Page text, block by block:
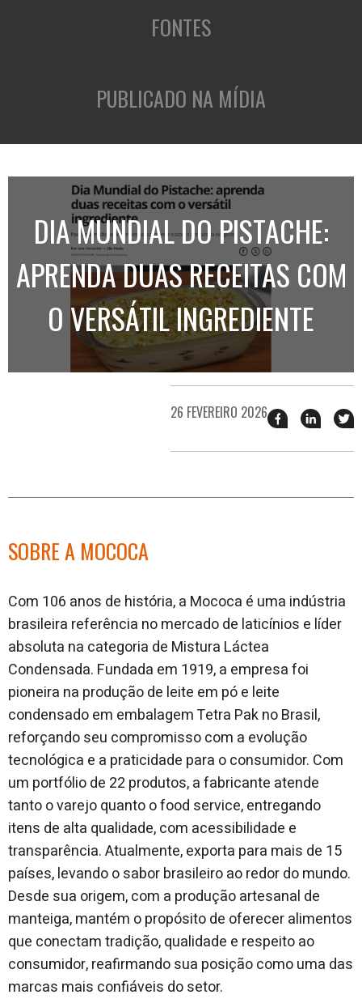
FONTES
PUBLICADO NA MÍDIA
DIA MUNDIAL DO PISTACHE:
APRENDA DUAS RECEITAS COM
O VERSÁTIL INGREDIENTE
26 FEVEREIRO 2026 Compartilhar
esse
no
esse
no
SOBRE A MOCOCA
Com 106 anos de história, a Mococa é uma indústria
brasileira referência no mercado de laticínios e líder
absoluta na categoria de Mistura Láctea
Condensada. Fundada em 1919, a empresa foi
pioneira na produção de leite em pó e leite
condensado em embalagem Tetra Pak no Brasil,
reforçando seu compromisso com a evolução
tecnológica e a praticidade para o consumidor. Com
um portfólio de 22 produtos, a fabricante atende
tanto o varejo quanto o food service, entregando
itens de alta qualidade, com acessibilidade e
transparência. Atualmente, exporta para mais de 15
países, levando o sabor brasileiro ao redor do mundo.
Desde sua origem, com a produção artesanal de
manteiga, mantém o propósito de oferecer alimentos
que conectam tradição, qualidade e respeito ao
consumidor, reafirmando sua posição como uma das
marcas mais confiáveis do setor.